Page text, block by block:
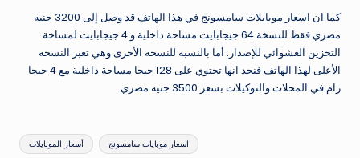
كما ان اسعار موبايلات سامسونج في هذا الهاتف قد وصل إلى 3200 جنيه
مصري فقط للنسخة 64 جيجابايت مساحة داخلية و 4 جيجابايت لمساخة
التخزين العشوائي للإصدار. أما بالنسبة للنسخة الأخرى وهي تعبر النسخة
الأعلى لهذا الهاتف فنجد انها تحتوي على 128 جيجا مساحة داخلية مع 4 جيجا
رام في المحلات والتوكيلات بسعر 3500 جنيه مصري.
أسعار الموبايلات اسعار موبايات سامسونج